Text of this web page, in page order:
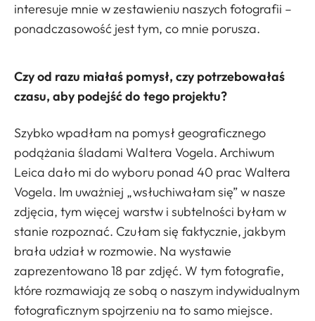
interesuje mnie w zestawieniu naszych fotografii –
ponadczasowość jest tym, co mnie porusza.
Czy od razu miałaś pomysł, czy potrzebowałaś
czasu, aby podejść do tego projektu?
Szybko wpadłam na pomysł geograficznego
podążania śladami Waltera Vogela. Archiwum
Leica dało mi do wyboru ponad 40 prac Waltera
Vogela. Im uważniej „wsłuchiwałam się” w nasze
zdjęcia, tym więcej warstw i subtelności byłam w
stanie rozpoznać. Czułam się faktycznie, jakbym
brała udział w rozmowie. Na wystawie
zaprezentowano 18 par zdjęć. W tym fotografie,
które rozmawiają ze sobą o naszym indywidualnym
fotograficznym spojrzeniu na to samo miejsce.